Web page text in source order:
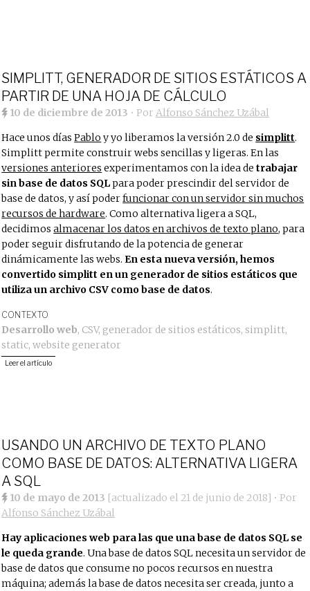
SIMPLITT, GENERADOR DE SITIOS ESTÁTICOS A
PARTIR DE UNA HOJA DE CÁLCULO
10 de diciembre de 2013 • PorAlfonso Sánchez Uzábal
Hace unos díasPablo y yo liberamos la versión 2.0 de simplitt.
Simplitt permite construir webs sencillas y ligeras. En las
versiones anteriores experimentamos con la idea detrabajar
sin base de datos SQLpara poder prescindir del servidor de
base de datos, y así poderfuncionar con un servidor sin muchos
recursos de hardware. Como alternativa ligera a SQL,
decidimosalmacenar los datos en archivos de texto plano, para
poder seguir disfrutando de la potencia de generar
dinámicamente las webs.En esta nueva versión, hemos
convertido simplitt en un generador de sitios estáticos que
utiliza un archivo CSV como base de datos.
CONTEXTO
Desarrollo web, CSV, generador de sitios estáticos, simplitt,
static,website generator
Leer el artículo
USANDO UN ARCHIVO DE TEXTO PLANO
COMO BASE DE DATOS: ALTERNATIVA LIGERA
A SQL
10 de mayo de 2013 [actualizado el 21 de junio de 2018] • Por
Alfonso Sánchez Uzábal
Hay aplicaciones web para las que una base de datos SQL se
le queda grande. Una base de datos SQL necesita un servidor de
base de datos que consume no pocos recursos en nuestra
máquina; además la base de datos necesita ser creada, junto a